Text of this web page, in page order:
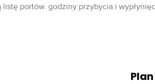
listę portów. godziny przybycia i